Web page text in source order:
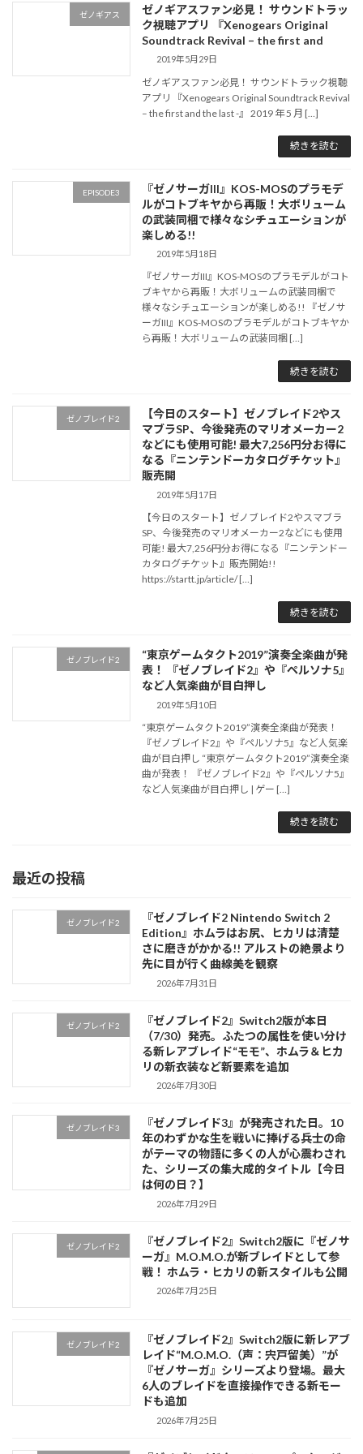
ゼノギアス
ゼノギアスファン必見！ サウンドトラッ
ク視聴アプリ 『Xenogears Original
Soundtrack Revival – the first and
2019年5月29日
ゼノギアスファン必見！ サウンドトラック視聴
アプリ 『Xenogears Original Soundtrack Revival
– the first and the last -』 2019 年 5 月 […]
続きを読む
EPISODE3
『ゼノサーガIII』KOS-MOSのプラモデ
ルがコトブキヤから再販！大ボリューム
の武装同梱で様々なシチュエーションが
楽しめる!!
2019年5月18日
『ゼノサーガIII』KOS-MOSのプラモデルがコト
ブキヤから再販！大ボリュームの武装同梱で
様々なシチュエーションが楽しめる!! 『ゼノサ
ーガIII』KOS-MOSのプラモデルがコトブキヤか
ら再販！大ボリュームの武装同梱 […]
続きを読む
ゼノブレイド2
【今日のスタート】ゼノブレイド2やス
マブラSP、今後発売のマリオメーカー2
などにも使用可能! 最大7,256円分お得に
なる『ニンテンドーカタログチケット』
販売開
2019年5月17日
【今日のスタート】ゼノブレイド2やスマブラ
SP、今後発売のマリオメーカー2などにも使用
可能! 最大7,256円分お得になる『ニンテンドー
カタログチケット』販売開始!!
https://startt.jp/article/ […]
続きを読む
ゼノブレイド2
“東京ゲームタクト2019”演奏全楽曲が発
表！ 『ゼノブレイド2』や『ペルソナ5』
など人気楽曲が目白押し
2019年5月10日
“東京ゲームタクト2019”演奏全楽曲が発表！
『ゼノブレイド2』や『ペルソナ5』など人気楽
曲が目白押し “東京ゲームタクト2019”演奏全楽
曲が発表！ 『ゼノブレイド2』や『ペルソナ5』
など人気楽曲が目白押し | ゲー […]
続きを読む
最近の投稿
ゼノブレイド2
『ゼノブレイド2 Nintendo Switch 2
Edition』ホムラはお尻、ヒカリは清楚
さに磨きがかかる!! アルストの絶景より
先に目が行く曲線美を観察
2026年7月31日
ゼノブレイド2
『ゼノブレイド2』Switch2版が本日
（7/30）発売。ふたつの属性を使い分け
る新レアブレイド“モモ”、ホムラ＆ヒカ
リの新衣装など新要素を追加
2026年7月30日
ゼノブレイド3
『ゼノブレイド3』が発売された日。10
年のわずかな生を戦いに捧げる兵士の命
がテーマの物語に多くの人が心震わされ
た、シリーズの集大成的タイトル【今日
は何の日？】
2026年7月29日
ゼノブレイド2
『ゼノブレイド2』Switch2版に『ゼノサ
ーガ』M.O.M.O.が新ブレイドとして参
戦！ ホムラ・ヒカリの新スタイルも公開
2026年7月25日
ゼノブレイド2
『ゼノブレイド2』Switch2版に新レアブ
レイド“M.O.M.O.（声：宍戸留美）”が
『ゼノサーガ』シリーズより登場。最大
6人のブレイドを直接操作できる新モー
ドも追加
2026年7月25日